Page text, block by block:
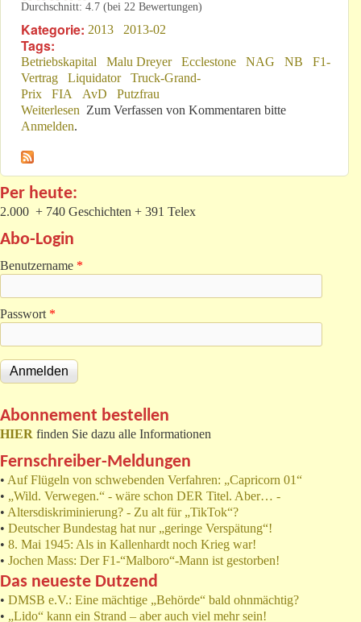
Durchschnitt: 4.7 (bei 22 Bewertungen)
Kategorie: 2013 2013-02
Tags:
Betriebskapital Malu Dreyer Ecclestone NAG NB
F1-
Vertrag
Liquidator
Truck-Grand-
Prix
FIA AvD
Putzfrau
Weiterlesen über Volksverdummung?
Zum Verfassen von Kommentaren bitte
Anmelden.
Per heute:
2.000 + 740 Geschichten + 391 Telex
Abo-Login
Benutzername *
Passwort *
Abonnement bestellen
HIER finden Sie dazu alle Informationen
Fernschreiber-Meldungen
• Auf Flügeln von schwebenden Verfahren: „Capricorn 01“
• „Wild. Verwegen.“ - wäre schon DER Titel. Aber… -
• Altersdiskriminierung? - Zu alt für „TikTok“?
• Deutscher Bundestag hat nur „geringe Verspätung“!
• 8. Mai 1945: Als in Kallenhardt noch Krieg war!
• Jochen Mass: Der F1-“Malboro“-Mann ist gestorben!
Das neueste Dutzend
• DMSB e.V.: Eine mächtige „Behörde“ bald ohnmächtig?
• „Lido“ kann ein Strand – aber auch viel mehr sein!